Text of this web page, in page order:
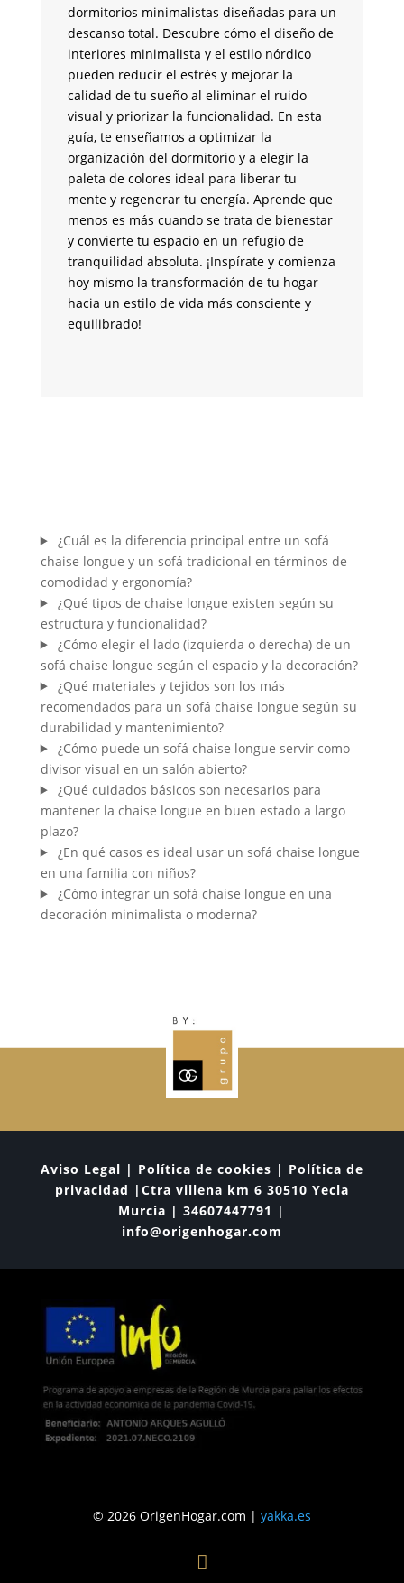
dormitorios minimalistas diseñadas para un
descanso total. Descubre cómo el diseño de
interiores minimalista y el estilo nórdico
pueden reducir el estrés y mejorar la
calidad de tu sueño al eliminar el ruido
visual y priorizar la funcionalidad. En esta
guía, te enseñamos a optimizar la
organización del dormitorio y a elegir la
paleta de colores ideal para liberar tu
mente y regenerar tu energía. Aprende que
menos es más cuando se trata de bienestar
y convierte tu espacio en un refugio de
tranquilidad absoluta. ¡Inspírate y comienza
hoy mismo la transformación de tu hogar
hacia un estilo de vida más consciente y
equilibrado!
¿Cuál es la diferencia principal entre un sofá
chaise longue y un sofá tradicional en términos de
comodidad y ergonomía?
¿Qué tipos de chaise longue existen según su
estructura y funcionalidad?
¿Cómo elegir el lado (izquierda o derecha) de un
sofá chaise longue según el espacio y la decoración?
¿Qué materiales y tejidos son los más
recomendados para un sofá chaise longue según su
durabilidad y mantenimiento?
¿Cómo puede un sofá chaise longue servir como
divisor visual en un salón abierto?
¿Qué cuidados básicos son necesarios para
mantener la chaise longue en buen estado a largo
plazo?
¿En qué casos es ideal usar un sofá chaise longue
en una familia con niños?
¿Cómo integrar un sofá chaise longue en una
decoración minimalista o moderna?
Aviso Legal | Política de cookies | Política de
privacidad |Ctra villena km 6 30510 Yecla
Murcia | 34607447791 |
info@origenhogar.com
© 2026 OrigenHogar.com | yakka.es
